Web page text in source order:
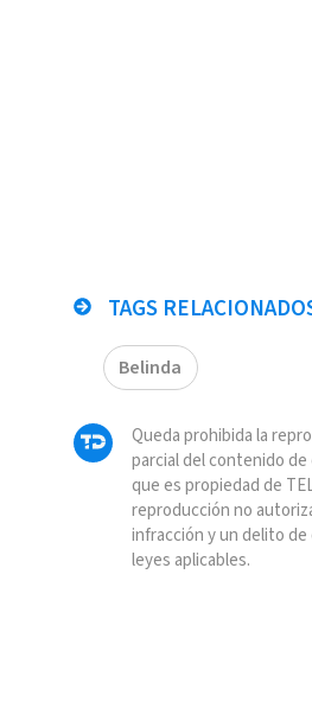
TAGS
Belinda
Queda prohibida la
parcial del contenido de
que es propiedad de
reproducción no
infracción y un delito
leyes aplicables.